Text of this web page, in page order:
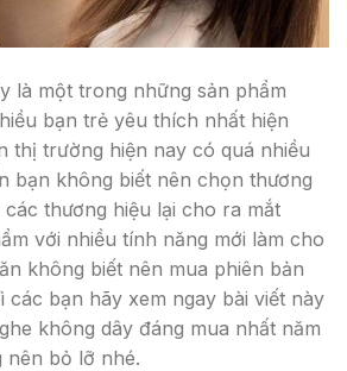
là một trong những sản phẩm
bạn trẻ yêu thích nhất hiện
thị trường hiện nay có quá nhiều
bạn không biết nên chọn thương
thương hiệu lại cho ra mắt
với nhiều tính năng mới làm cho
không biết nên mua phiên bản
các bạn hãy xem ngay bài viết này
không dây đáng mua nhất năm
nên bỏ lỡ nhé.